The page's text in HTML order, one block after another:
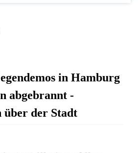
in Hamburg
abgebrannt -
über der Stadt